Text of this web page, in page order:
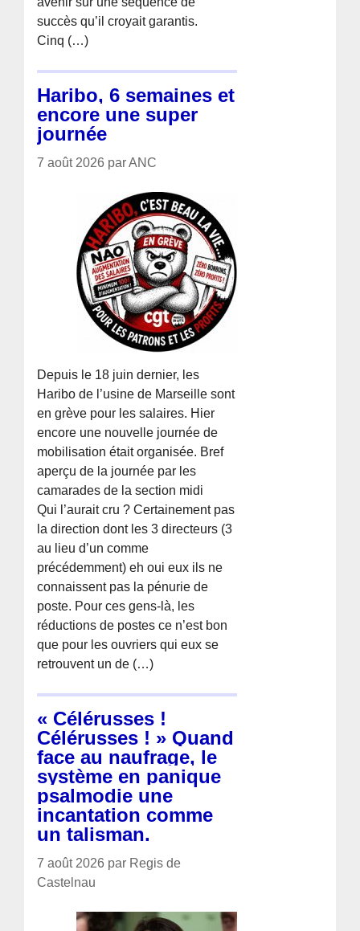
succès qu’il croyait garantis.
Cinq (…)
Haribo, 6 semaines et
encore une super
journée
7 août 2026 par ANC
Depuis le 18 juin dernier, les
Haribo de l’usine de Marseille sont
en grève pour les salaires. Hier
encore une nouvelle journée de
mobilisation était organisée. Bref
aperçu de la journée par les
camarades de la section midi
Qui l’aurait cru ? Certainement pas
la direction dont les 3 directeurs (3
au lieu d’un comme
précédemment) eh oui eux ils ne
connaissent pas la pénurie de
poste. Pour ces gens-là, les
réductions de postes ce n’est bon
que pour les ouvriers qui eux se
retrouvent un de (…)
« Célérusses !
Célérusses ! » Quand
face au naufrage, le
système en panique
psalmodie une
incantation comme
un talisman.
7 août 2026 par Regis de
Castelnau